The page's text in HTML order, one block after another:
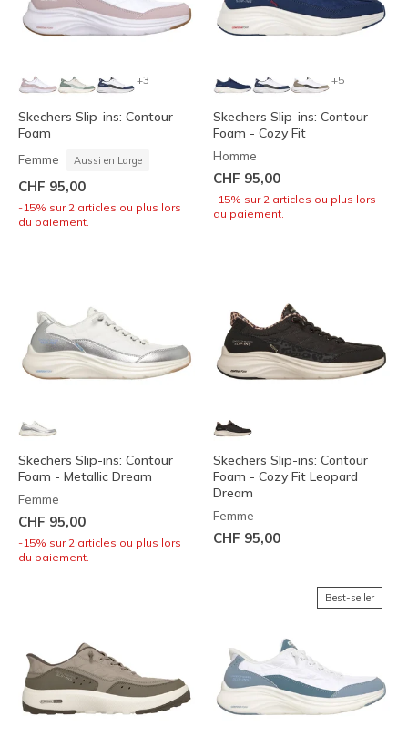
+3
Skechers Slip-ins: Contour
Foam
Femme Aussi en Large
CHF 95,00
-15% sur 2 articles ou plus lors
du paiement.
+5
Skechers Slip-ins: Contour
Foam - Cozy Fit
Homme
CHF 95,00
-15% sur 2 articles ou plus lors
du paiement.
Skechers Slip-ins: Contour
Foam - Metallic Dream
Femme
CHF 95,00
-15% sur 2 articles ou plus lors
du paiement.
Skechers Slip-ins: Contour
Foam - Cozy Fit Leopard
Dream
Femme
CHF 95,00
Best-seller